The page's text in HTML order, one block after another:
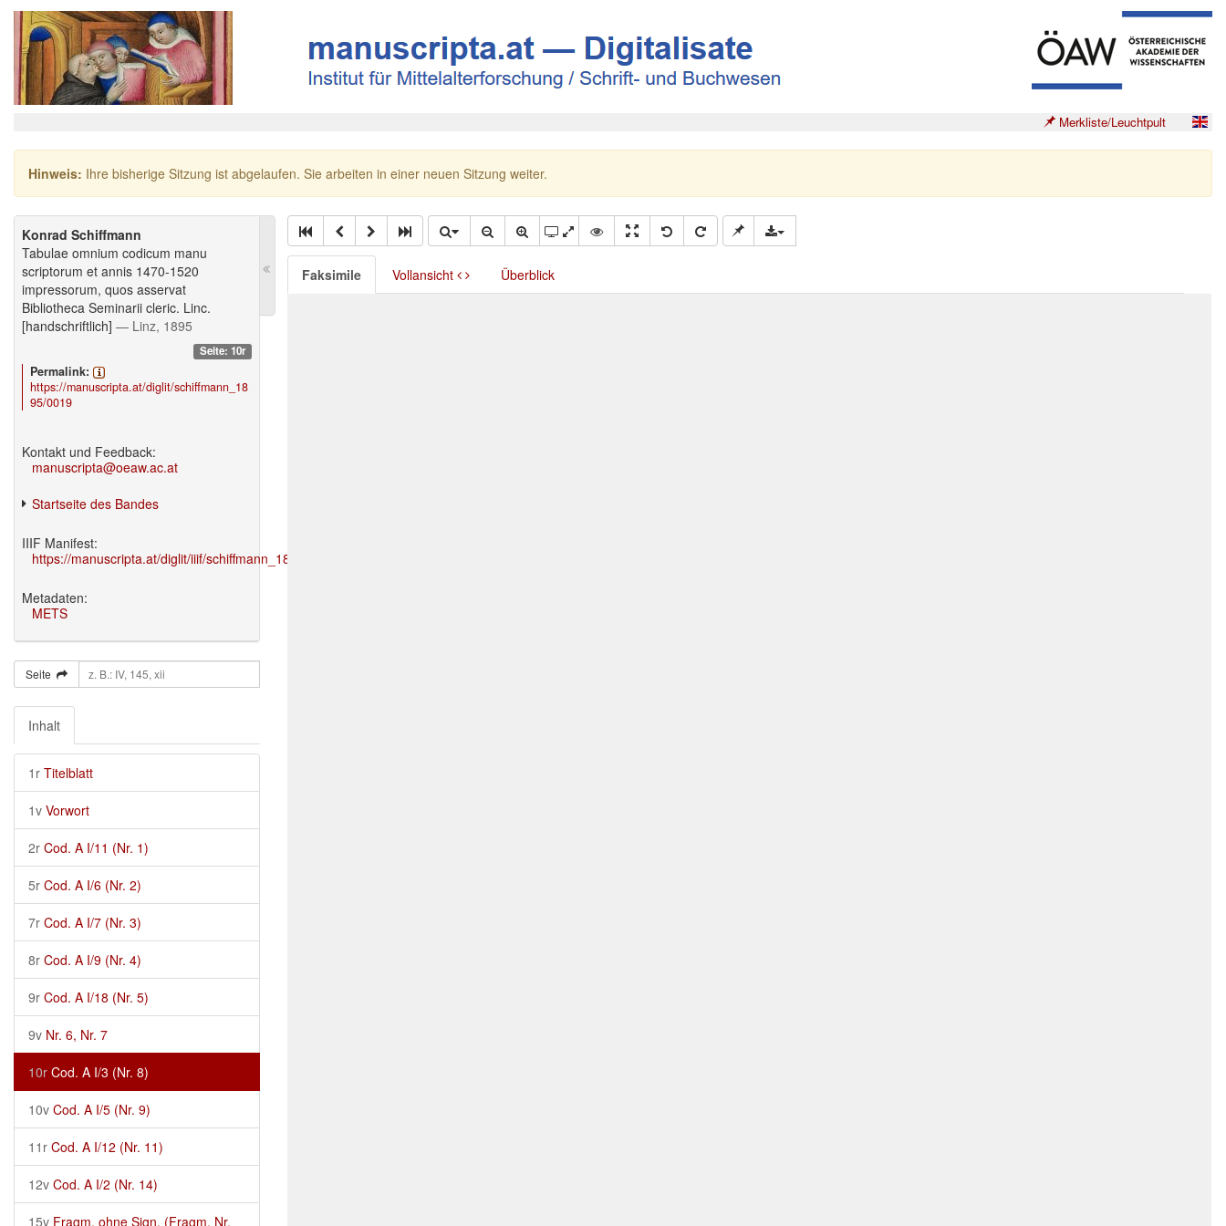
Merkliste/Leuchtpult
Hinweis: Ihre bisherige Sitzung ist abgelaufen. Sie arbeiten in einer neuen Sitzung weiter.
Konrad Schiffmann
Tabulae omnium codicum manu
scriptorum et annis 1470-1520
impressorum, quos asservat
Bibliotheca Seminarii cleric. Linc.
[handschriftlich] — Linz, 1895
Seite: 10r
Permalink:
https://manuscripta.at/diglit/schiffmann_18
95/0019
Kontakt und Feedback:
manuscripta@oeaw.ac.at
Startseite des Bandes
IIIF Manifest:
https://manuscripta.at/diglit/iiif/schiffmann_1895/manifest.json
Metadaten:
METS
Seite
Inhalt
1r Titelblatt
1v Vorwort
2r Cod. A I/11 (Nr. 1)
5r Cod. A I/6 (Nr. 2)
7r Cod. A I/7 (Nr. 3)
8r Cod. A I/9 (Nr. 4)
9r Cod. A I/18 (Nr. 5)
9v Nr. 6, Nr. 7
10r Cod. A I/3 (Nr. 8)
10v Cod. A I/5 (Nr. 9)
11r Cod. A I/12 (Nr. 11)
12v Cod. A I/2 (Nr. 14)
15v Fragm. ohne Sign. (Fragm. Nr.
Faksimile Vollansicht Überblick